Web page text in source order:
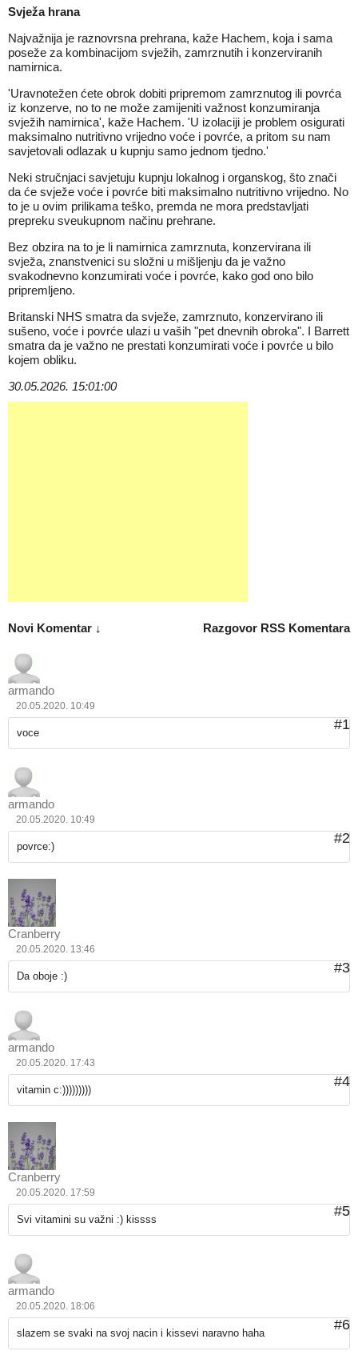
Svježa hrana
Najvažnija je raznovrsna prehrana, kaže Hachem, koja i sama
poseže za kombinacijom svježih, zamrznutih i konzerviranih
namirnica.
'Uravnotežen ćete obrok dobiti pripremom zamrznutog ili povrća
iz konzerve, no to ne može zamijeniti važnost konzumiranja
svježih namirnica', kaže Hachem. 'U izolaciji je problem osigurati
maksimalno nutritivno vrijedno voće i povrće, a pritom su nam
savjetovali odlazak u kupnju samo jednom tjedno.'
Neki stručnjaci savjetuju kupnju lokalnog i organskog, što znači
da će svježe voće i povrće biti maksimalno nutritivno vrijedno. No
to je u ovim prilikama teško, premda ne mora predstavljati
prepreku sveukupnom načinu prehrane.
Bez obzira na to je li namirnica zamrznuta, konzervirana ili
svježa, znanstvenici su složni u mišljenju da je važno
svakodnevno konzumirati voće i povrće, kako god ono bilo
pripremljeno.
Britanski NHS smatra da svježe, zamrznuto, konzervirano ili
sušeno, voće i povrće ulazi u vaših "pet dnevnih obroka". I Barrett
smatra da je važno ne prestati konzumirati voće i povrće u bilo
kojem obliku.
30.05.2026. 15:01:00
Razgovor RSS Komentara
Novi Komentar ↓
armando
20.05.2020. 10:49
#1
voce
armando
20.05.2020. 10:49
#2
povrce:)
Cranberry
20.05.2020. 13:46
#3
Da oboje :)
armando
20.05.2020. 17:43
#4
vitamin c:)))))))))
Cranberry
20.05.2020. 17:59
#5
Svi vitamini su važni :) kissss
armando
20.05.2020. 18:06
#6
slazem se svaki na svoj nacin i kissevi naravno haha